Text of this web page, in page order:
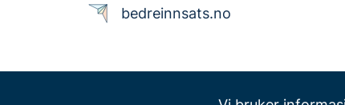
bedreinnsats.no